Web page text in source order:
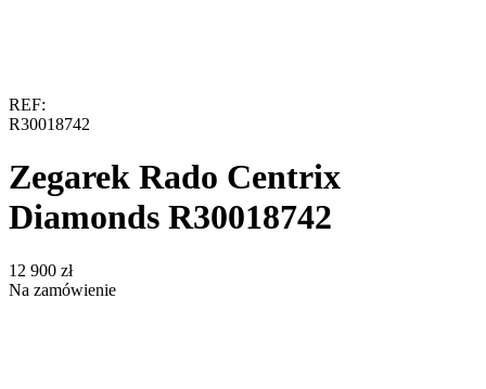
REF:
R30018742
Zegarek Rado Centrix
Diamonds R30018742
‍12 900‍ zł
Na zamówienie